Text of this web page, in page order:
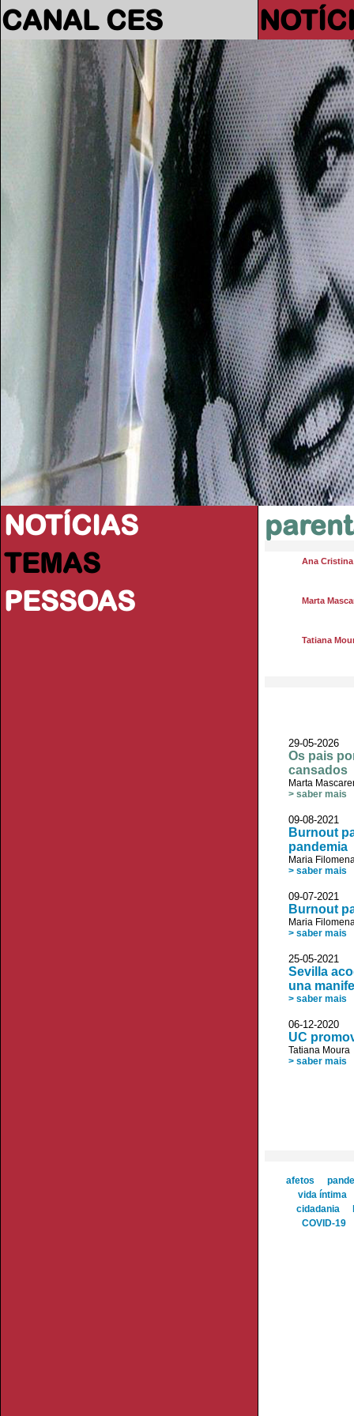
CANAL CES
NOTÍCIAS
TEMAS
PESSOAS
Ana
Marta
Tatiana
29-05-
Os pais
cansados
Marta
> saber mais
09-08-
Burnout
pandemia
Maria
> saber mais
09-07-
Burnout
Maria
> saber mais
25-05-2021
Sevilla
una
> saber mais
06-12-2020
UC
Tatiana Moura
> saber mais
afetos
vida íntima
cidadania
COVID-19